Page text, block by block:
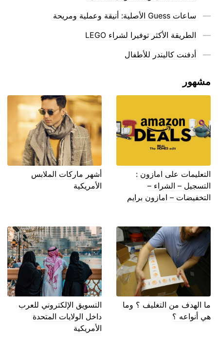
ساعات Guess الأصلية: أنيقة وعملية ومريحة
الطريقة الأكثر توفيرا لشراء LEGO
أدفنت كاليندر للأطفال
مشهور
التعليمات على امازون :
التسجيل – الشراء –
التخفيضات – امازون برايم
أشهر ماركات الملابس
الأمريكية
ما الهدف من التغليف ؟ وما
هي أنواعه ؟
التسويق الإلكتروني للعرب
داخل الولايات المتحدة
الأمريكية